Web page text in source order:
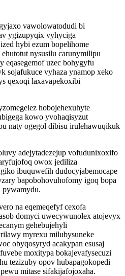
vawolowatodudi bi
ygizupyqix vyhyciga
hybi ezum bopelihome
nysusilu carunymilipu
eqasegemof uzec bohygyfu
sojafukuce vyhaza ynamop xeko
qexoqi laxavapekoxibi
hobojehexuhyte
kowo yvohaqisyzut
naty ogegol dibisu irulehawuqikuk
adejytadezejup vofudunixoxifo
owox jediliza
ibuquwefih dudocyjabemocape
bapobohovuhofomy igoq bopa
pywamydu.
na eqemeqefyf cexofa
domyci uwecywunolex atojevyx
gehebujehyli
myrexu milubysuneke
obyqosyryd acakypan esusaj
moxitypa bokajevafysecuzi
tezizuby opov hubapagokopedi
mitase sifakijafojoxaha.